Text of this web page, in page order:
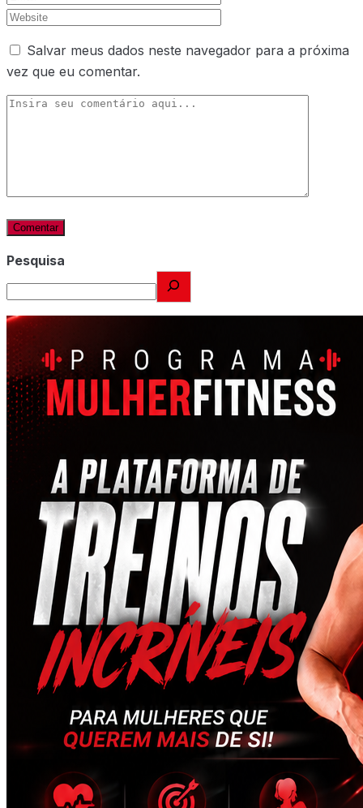
Salvar meus dados neste navegador para a próxima
vez que eu comentar.
Pesquisa